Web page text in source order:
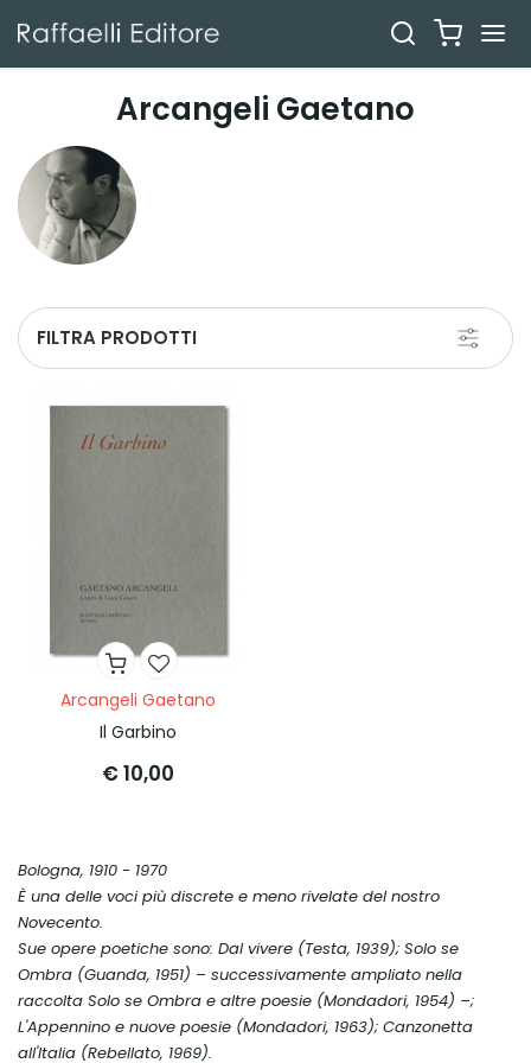
Arcangeli Gaetano
Toggle
FILTRA PRODOTTI
Arcangeli Gaetano
Il Garbino
€ 10,00
Bologna, 1910 - 1970
È una delle voci più discrete e meno rivelate del nostro
Novecento.
Sue opere poetiche sono: Dal vivere (Testa, 1939); Solo se
Ombra (Guanda, 1951) – successivamente ampliato nella
raccolta Solo se Ombra e altre poesie (Mondadori, 1954) –;
L'Appennino e nuove poesie (Mondadori, 1963); Canzonetta
all'Italia (Rebellato, 1969).